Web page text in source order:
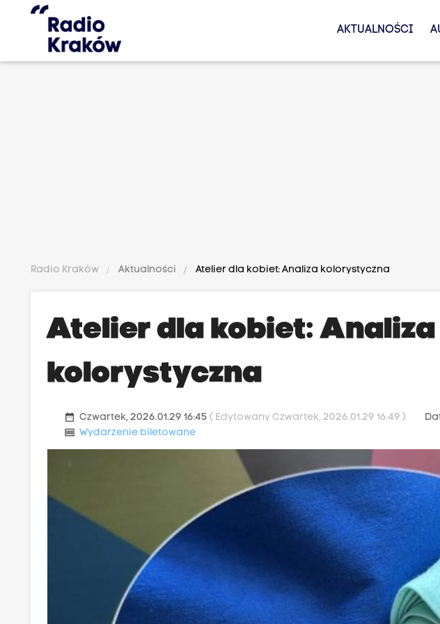
AKTUALNOŚCI
Radio Kraków Aktualności Atelier dla kobiet: Analiza kolorystyczna
Atelier dla kobiet: Analiza
kolorystyczna
date_range Czwartek, 2026.01.29 16:45( Edytowany Czwartek, 2026.01.29 16:49 )
money Wydarzenie biletowane